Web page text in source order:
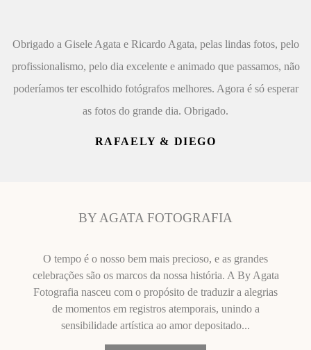
Obrigado a Gisele Agata e Ricardo Agata, pelas lindas fotos, pelo
profissionalismo, pelo dia excelente e animado que passamos, não
poderíamos ter escolhido fotógrafos melhores. Agora é só esperar
as fotos do grande dia. Obrigado.
RAFAELY & DIEGO
BY AGATA FOTOGRAFIA
O tempo é o nosso bem mais precioso, e as grandes
celebrações são os marcos da nossa história. A By Agata
Fotografia nasceu com o propósito de traduzir a alegrias
de momentos em registros atemporais, unindo a
sensibilidade artística ao amor depositado...